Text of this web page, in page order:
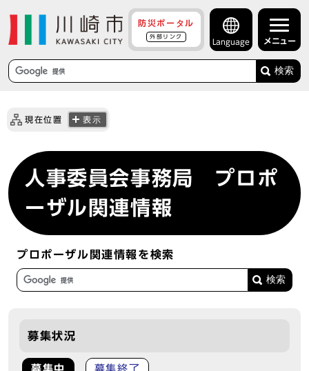
防災ポータル
外部リンク
Language メニュー
検索
現在位置 表示
人事委員会事務局 プロポ
ーザル関連情報
プロポーザル関連情報を検索
募集状況
募集中 募集終了